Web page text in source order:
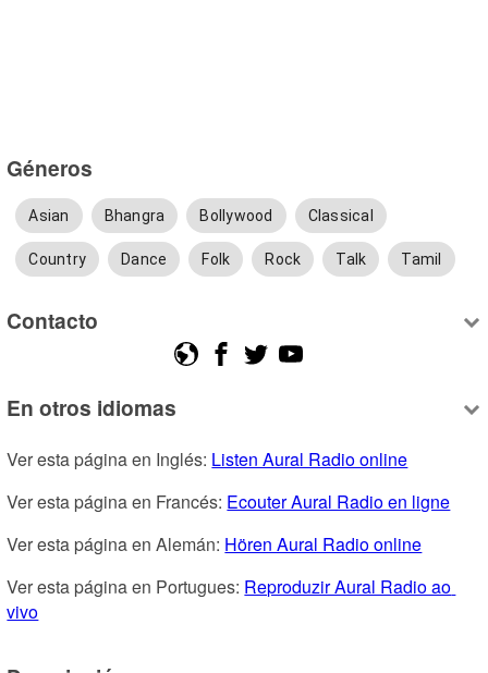
Géneros
Asian Bhangra Bollywood Classical
Country Dance Folk Rock Talk Tamil
Contacto
En otros idiomas
Ver esta página en Inglés: Listen Aural Radio online
Ver esta página en Francés: Ecouter Aural Radio en ligne
Ver esta página en Alemán: Hören Aural Radio online
Ver esta página en Portugues: Reproduzir Aural Radio ao
vivo